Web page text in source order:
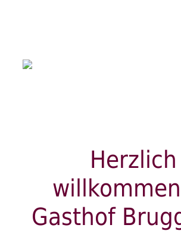
Herzlich
Gasthof